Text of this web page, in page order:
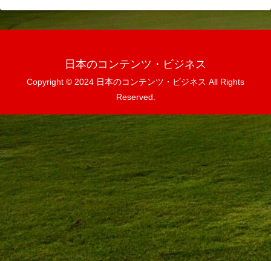
日本のコンテンツ・ビジネス
Copyright © 2024 日本のコンテンツ・ビジネス All Rights
Reserved.